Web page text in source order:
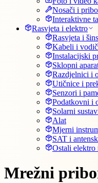
Nosači i
Interaktivne
Rasvjeta i elektro
Rasvjeta i
Kabeli i
Instalacijski
Sklopni
Razdjelnici i
Utičnice i
Senzori i
Podatkovni i
Solarni
Alat
Mjerni
SAT i
Ostali elektro
Mrežni